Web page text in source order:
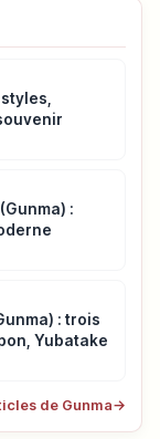
:
: trois
Yubatake
de Gunma→